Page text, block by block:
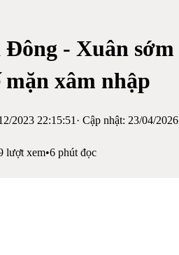
Đông - Xuân sớm
xâm nhập
2023 22:15:51 · Cập nhật: 23/04/2026
lượt xem•6 phút đọc